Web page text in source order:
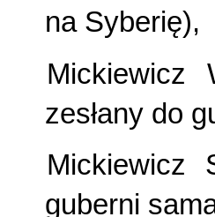
na Syberię),
Mickiewicz
zesłany do
Mickiewicz
guberni